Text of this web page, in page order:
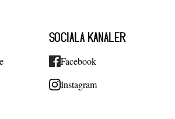
SOCIALA KANALER
Facebook
Instagram